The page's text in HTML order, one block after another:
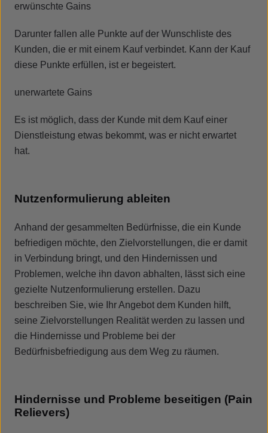
erwünschte Gains
Darunter fallen alle Punkte auf der Wunschliste des
Kunden, die er mit einem Kauf verbindet. Kann der Kauf
diese Punkte erfüllen, ist er begeistert.
unerwartete Gains
Es ist möglich, dass der Kunde mit dem Kauf einer
Dienstleistung etwas bekommt, was er nicht erwartet
hat.
Nutzenformulierung ableiten
Anhand der gesammelten Bedürfnisse, die ein Kunde
befriedigen möchte, den Zielvorstellungen, die er damit
in Verbindung bringt, und den Hindernissen und
Problemen, welche ihn davon abhalten, lässt sich eine
gezielte Nutzenformulierung erstellen. Dazu
beschreiben Sie, wie Ihr Angebot dem Kunden hilft,
seine Zielvorstellungen Realität werden zu lassen und
die Hindernisse und Probleme bei der
Bedürfnisbefriedigung aus dem Weg zu räumen.
Hindernisse und Probleme beseitigen (Pain
Relievers)